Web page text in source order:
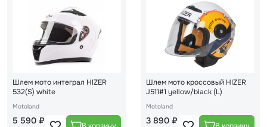
Шлем мото интеграл HIZER
532(S) white
Motoland
5 590 ₽
Шлем мото кроссовый HIZER
J511#1 yellow/black (L)
Motoland
3 890 ₽